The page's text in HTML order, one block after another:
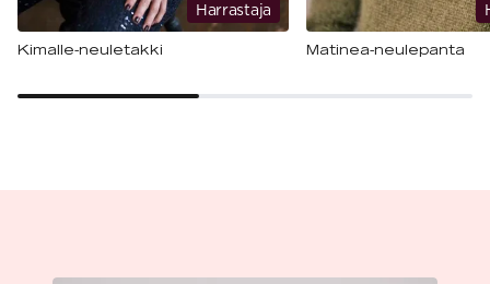
Harrastaja
Kimalle-neuletakki Matinea-neulepanta